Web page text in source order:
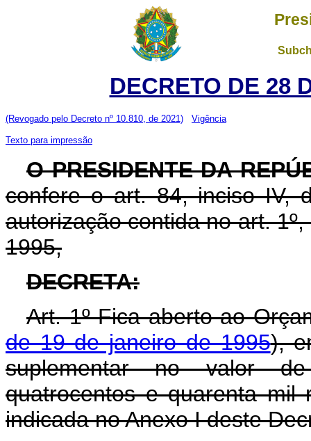
DECRETO DE 28
(Revogado pelo Decreto nº 10.810, de 2021) Vigência
Texto para impressão
O PRESIDENTE DA
confere o art. 84, inciso IV,
autorização contida no art.
1995,
DECRETA:
Art. 1º Fica aberto ao
de 19 de janeiro de 1995),
suplementar no valor de
quatrocentos e quarenta mil
indicada no Anexo I deste